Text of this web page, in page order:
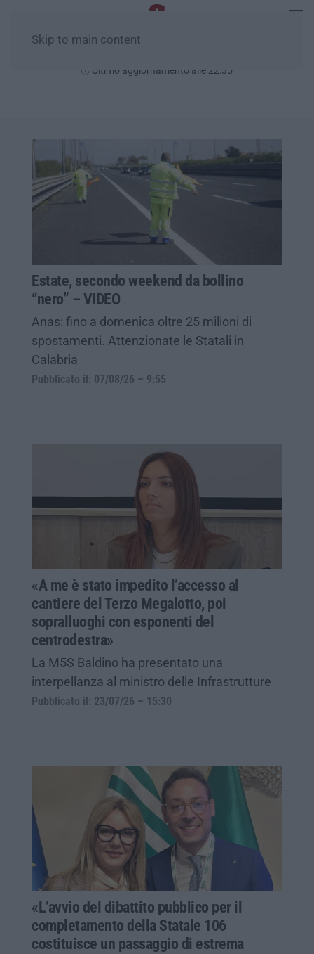
Skip to main content
Ultimo aggiornamento alle 22:35
Estate, secondo weekend da bollino
“nero” – VIDEO
Anas: fino a domenica oltre 25 milioni di
spostamenti. Attenzionate le Statali in
Calabria
Pubblicato il: 07/08/26 – 9:55
«A me è stato impedito l’accesso al
cantiere del Terzo Megalotto, poi
sopralluoghi con esponenti del
centrodestra»
La M5S Baldino ha presentato una
interpellanza al ministro delle Infrastrutture
Pubblicato il: 23/07/26 – 15:30
«L’avvio del dibattito pubblico per il
completamento della Statale 106
costituisce un passaggio di estrema